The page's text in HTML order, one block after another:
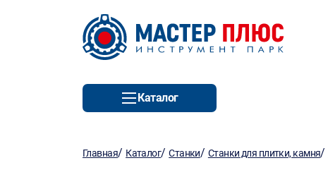
Каталог
Главная/ Каталог/Станки/ Станки для плитки, камня/